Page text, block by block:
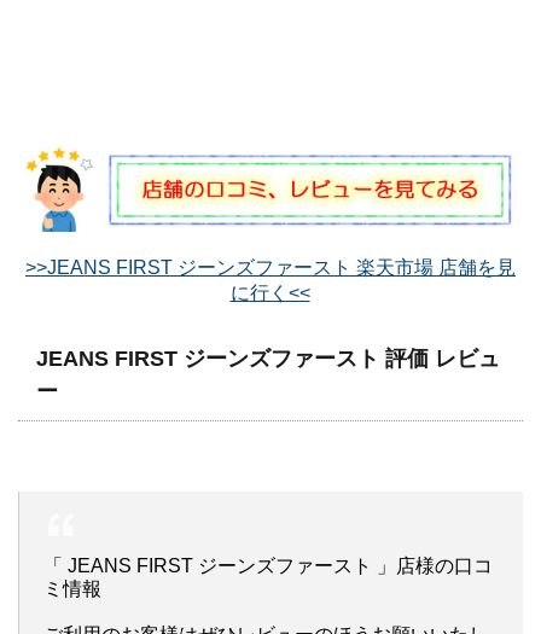
>>JEANS FIRST ジーンズファースト 楽天市場 店舗を見
に行く<<
JEANS FIRST ジーンズファースト 評価 レビュ
ー
「 JEANS FIRST ジーンズファースト 」店様の口コ
ミ情報